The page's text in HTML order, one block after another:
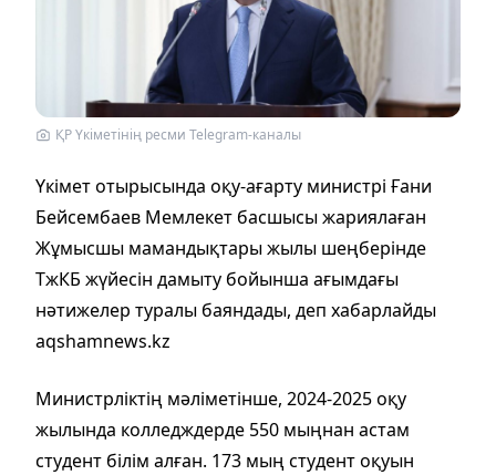
ҚР Үкіметінің ресми Telegram-каналы
Үкімет отырысында оқу-ағарту министрі Ғани
Бейсембаев Мемлекет басшысы жариялаған
Жұмысшы мамандықтары жылы шеңберінде
ТжКБ жүйесін дамыту бойынша ағымдағы
нәтижелер туралы баяндады, деп хабарлайды
aqshamnews.kz
Министрліктің мәліметінше, 2024-2025 оқу
жылында колледждерде 550 мыңнан астам
студент білім алған. 173 мың студент оқуын